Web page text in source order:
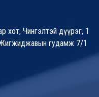
хот, Чингэлтэй дүүрэг, 1
гудамж 7/1